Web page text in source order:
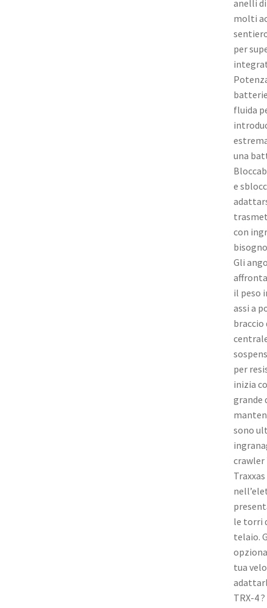
anelli
molti
per
fluida
una
e
con
Gli
il peso
assi a
braccio
per
inizia
grande
sono
crawler
le torri
telaio.
tua
TRX-4